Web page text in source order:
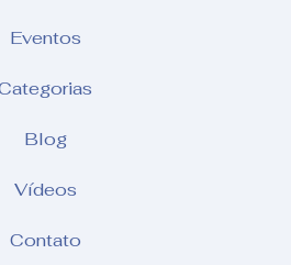
Eventos
Blog
Vídeos
Contato